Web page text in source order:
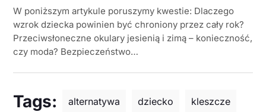
W poniższym artykule poruszymy kwestie: Dlaczego
wzrok dziecka powinien być chroniony przez cały rok?
Przeciwsłoneczne okulary jesienią i zimą – konieczność,
czy moda? Bezpieczeństwo…
Tags: alternatywa dziecko
kleszcze